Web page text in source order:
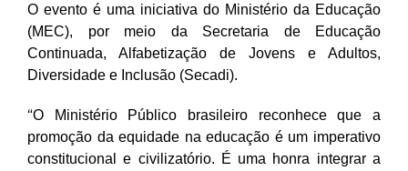
O evento é uma iniciativa do Ministério da Educação
(MEC), por meio da Secretaria de Educação
Continuada, Alfabetização de Jovens e Adultos,
Diversidade e Inclusão (Secadi).
“O Ministério Público brasileiro reconhece que a
promoção da equidade na educação é um imperativo
constitucional e civilizatório. É uma honra integrar a